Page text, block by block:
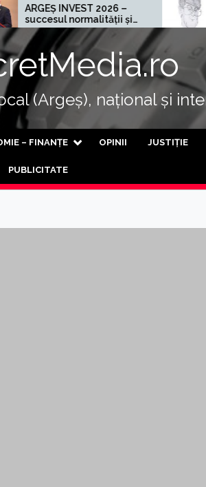
2026 –
normalității și
Cel mai
(Argeș), național și
– FINANȚE OPINII JUSTIȚIE
PUBLICITATE